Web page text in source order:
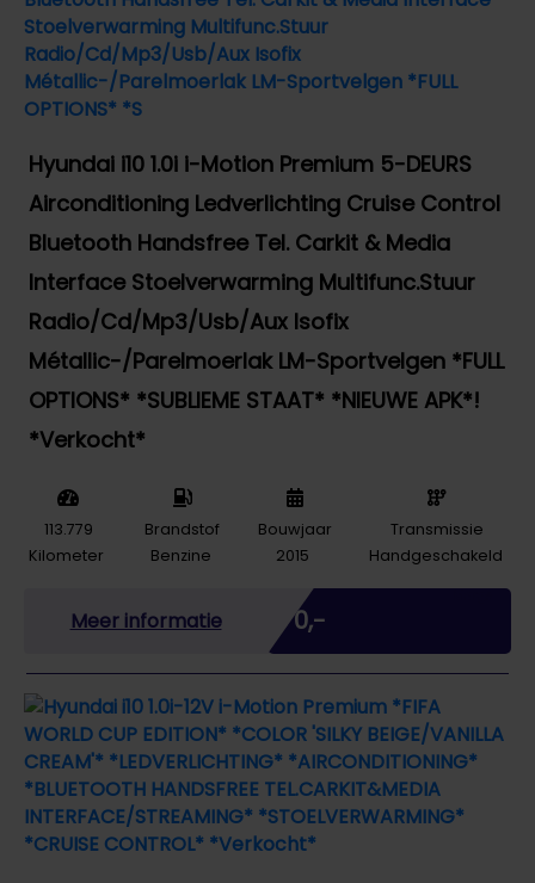
Hyundai i10 1.0i i-Motion Premium 5-DEURS
Airconditioning Ledverlichting Cruise Control
Bluetooth Handsfree Tel. Carkit & Media
Interface Stoelverwarming Multifunc.Stuur
Radio/Cd/Mp3/Usb/Aux Isofix
Métallic-/Parelmoerlak LM-Sportvelgen *FULL
OPTIONS* *SUBLIEME STAAT* *NIEUWE APK*!
*Verkocht*
113.779
Kilometer
Brandstof
Benzine
Bouwjaar
2015
Transmissie
Handgeschakeld
Meer informatie € 0,-